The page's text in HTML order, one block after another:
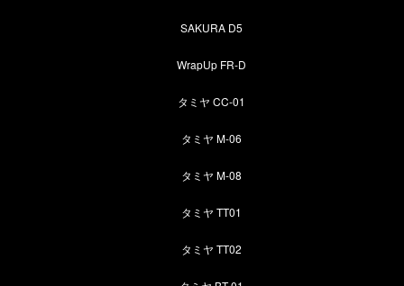
SAKURA D5
WrapUp FR-D
タミヤ CC-01
タミヤ M-06
タミヤ M-08
タミヤ TT01
タミヤ TT02